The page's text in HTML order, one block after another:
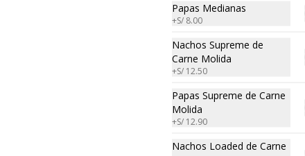
Redes sociales
Instagram
Facebook
Política
Haga clic en
este sitio,
Papas Medianas
+S/ 8.00
Nachos Supreme de
Carne Molida
+S/ 12.50
Papas Supreme de Carne
Molida
+S/ 12.90
Nachos Loaded de Carne